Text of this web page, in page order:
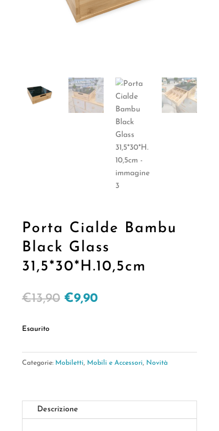
Porta Cialde Bambu
Black Glass
31,5*30*H.10,5cm
€13,90 Il
€13,90.
€9,90Il
€9,90.
Esaurito
Categorie: Mobiletti, Mobili e Accessori, Novità
Descrizione